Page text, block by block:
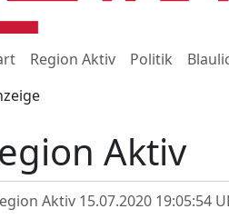
Region Aktiv Politik
Aktiv
Aktiv 15.07.2020 19:05:54